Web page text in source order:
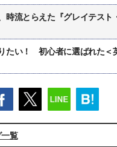
時流とらえた『グレイテスト
たい！ 初心者に選ばれた＜
覧